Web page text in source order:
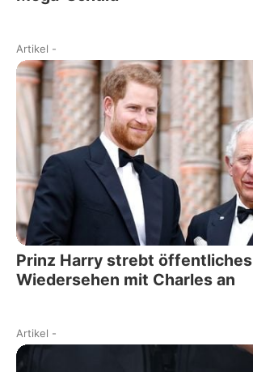
Artikel -
Prinz Harry strebt öffentliches
Wiedersehen mit Charles an
Artikel -